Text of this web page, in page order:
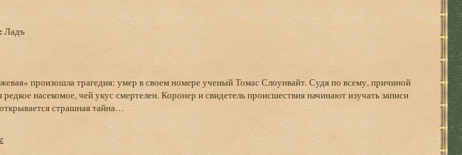
Ладъ
произошла трагедия: умер в своем номере ученый Томас Слоунвайт. Судя по всему, причиной
редкое насекомое, чей укус смертелен. Коронер и свидетель происшествия начинают изучать записи
страшная тайна…